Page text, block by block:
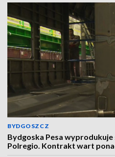
BYDGOSZCZ
Bydgoska Pesa wyprodukuje
Polregio. Kontrakt wart